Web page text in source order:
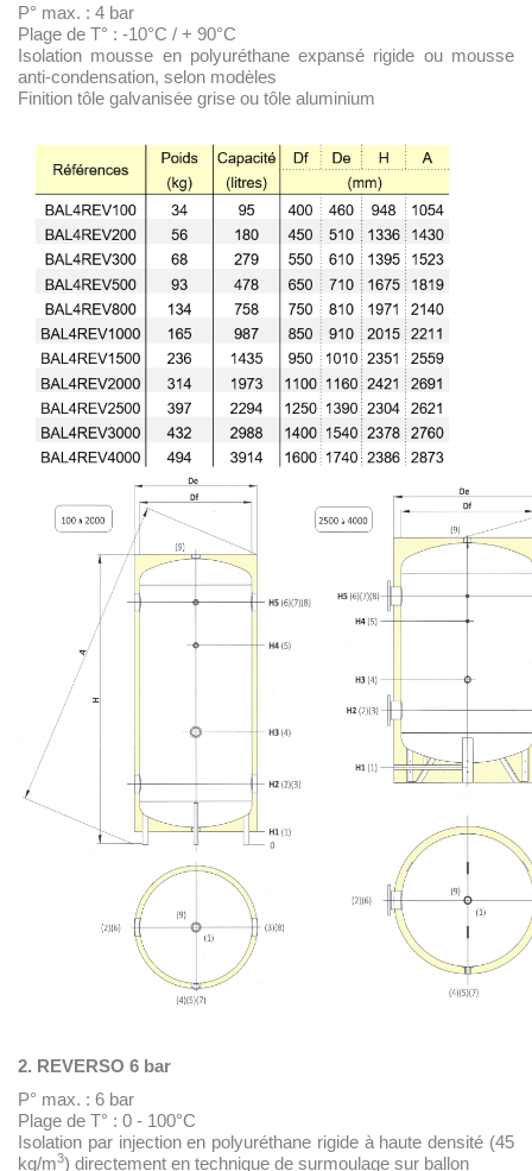
P° max. : 4 bar
Plage de T° : -10°C / + 90°C
Isolation mousse en polyuréthane expansé rigide ou mousse
anti-condensation, selon modèles
Finition tôle galvanisée grise ou tôle aluminium
2. REVERSO 6 bar
P° max. : 6 bar
Plage de T° : 0 - 100°C
Isolation par injection en polyuréthane rigide à haute densité (45
kg/m3) directement en technique de surmoulage sur ballon